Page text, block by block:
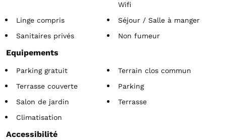
Wifi
Linge compris
Séjour / Salle à manger
Sanitaires privés
Non fumeur
Equipements
Parking gratuit
Terrain clos commun
Terrasse couverte
Parking
Salon de jardin
Terrasse
Climatisation
Accessibilité